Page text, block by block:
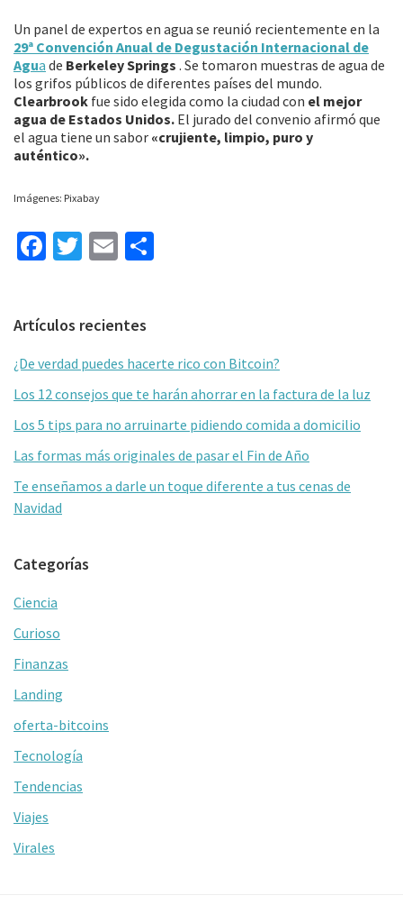
Un panel de expertos en agua se reunió recientemente en la
29ª Convención Anual de Degustación Internacional de
Agua de Berkeley Springs . Se tomaron muestras de agua de
los grifos públicos de diferentes países del mundo.
Clearbrook fue sido elegida como la ciudad con el mejor
agua de Estados Unidos. El jurado del convenio afirmó que
el agua tiene un sabor «crujiente, limpio, puro y
auténtico».
Imágenes: Pixabay
Fa
o
o
k
T
er
E
l
ar
tir
Barra
lateral
primaria
Artículos recientes
¿De verdad puedes hacerte rico con Bitcoin?
Los 12 consejos que te harán ahorrar en la factura de la luz
Los 5 tips para no arruinarte pidiendo comida a domicilio
Las formas más originales de pasar el Fin de Año
Te enseñamos a darle un toque diferente a tus cenas de
Navidad
Categorías
Ciencia
Curioso
Finanzas
Landing
oferta-bitcoins
Tecnología
Tendencias
Viajes
Virales